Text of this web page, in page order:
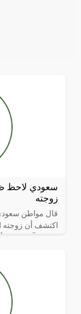
سعودي لاحظ
زوجته
قال مواطن